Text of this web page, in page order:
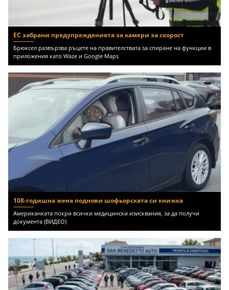
ЕС забрани предупрежденията за камери за скорост
Брюксел развързва ръцете на правителствата за спиране на функции в
приложения като Waze и Google Maps
108-годишна жена поднови шофьорската си книжка
Американката покри всички медицински изисквания, за да получи
документа (ВИДЕО)